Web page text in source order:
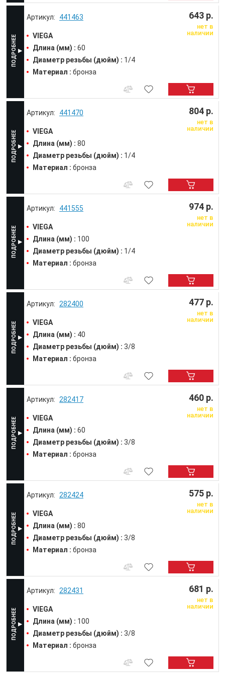
441463
VIEGA
Длина (мм) : 60
Диаметр резьбы (дюйм) : 1/4
Материал : бронза
643 р.
нет в
наличии
441470
VIEGA
Длина (мм) : 80
Диаметр резьбы (дюйм) : 1/4
Материал : бронза
804 р.
нет в
наличии
441555
VIEGA
Длина (мм) : 100
Диаметр резьбы (дюйм) : 1/4
Материал : бронза
974 р.
нет в
наличии
282400
VIEGA
Длина (мм) : 40
Диаметр резьбы (дюйм) : 3/8
Материал : бронза
477 р.
нет в
наличии
282417
VIEGA
Длина (мм) : 60
Диаметр резьбы (дюйм) : 3/8
Материал : бронза
460 р.
нет в
наличии
282424
VIEGA
Длина (мм) : 80
Диаметр резьбы (дюйм) : 3/8
Материал : бронза
575 р.
нет в
наличии
282431
VIEGA
Длина (мм) : 100
Диаметр резьбы (дюйм) : 3/8
Материал : бронза
681 р.
нет в
наличии